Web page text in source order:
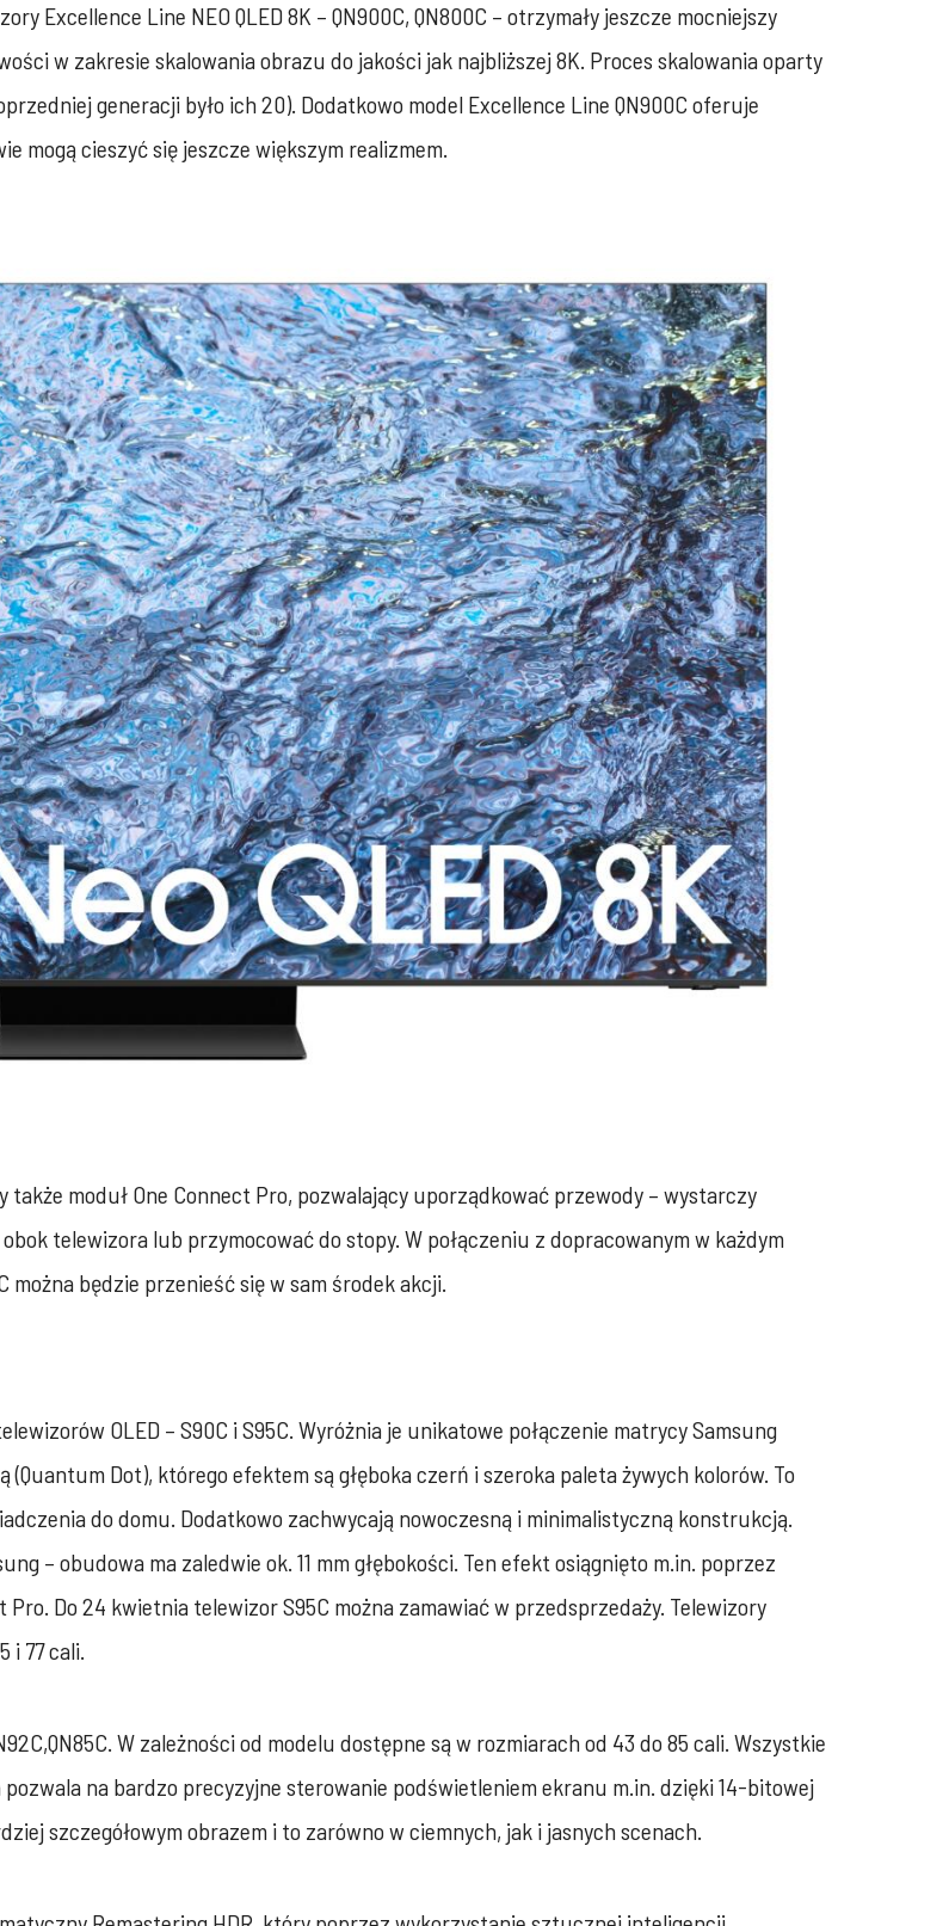
Excellence Line NEO QLED 8K – QN900C, QN800C – otrzymały jeszcze mocniejszy
w zakresie skalowania obrazu do jakości jak najbliższej 8K. Proces skalowania oparty
generacji było ich 20). Dodatkowo model Excellence Line QN900C oferuje
mogą cieszyć się jeszcze większym realizmem.
moduł One Connect Pro, pozwalający uporządkować przewody – wystarczy
telewizora lub przymocować do stopy. W połączeniu z dopracowanym w każdym
można będzie przenieść się w sam środek akcji.
OLED – S90C i S95C. Wyróżnia je unikatowe połączenie matrycy Samsung
(Quantum Dot), którego efektem są głęboka czerń i szeroka paleta żywych kolorów. To
do domu. Dodatkowo zachwycają nowoczesną i minimalistyczną konstrukcją.
– obudowa ma zaledwie ok. 11 mm głębokości. Ten efekt osiągnięto m.in. poprzez
Do 24 kwietnia telewizor S95C można zamawiać w przedsprzedaży. Telewizory
i 77 cali.
W zależności od modelu dostępne są w rozmiarach od 43 do 85 cali. Wszystkie
na bardzo precyzyjne sterowanie podświetleniem ekranu m.in. dzięki 14-bitowej
szczegółowym obrazem i to zarówno w ciemnych, jak i jasnych scenach.